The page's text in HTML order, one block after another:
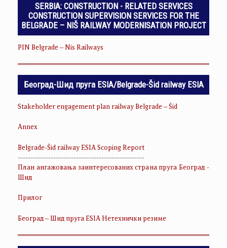
SERBIA: CONSTRUCTION - RELATED SERVICES
CONSTRUCTION SUPERVISION SERVICES FOR THE
BELGRADE – NIŠ RAILWAY MODERNISATION PROJECT
PIN Belgrade – Nis Railways
Београд-Шид пруга ESIA/Belgrade-Šid railway ESIA
Stakeholder engagement plan railway Belgrade – Šid
Annex
Belgrade-Šid railway ESIA Scoping Report
--------------------------------------------------
План ангажовања заинтересованих страна пруга Београд -
Шид
Прилог
Београд – Шид пруга ESIA Нетехнички резиме